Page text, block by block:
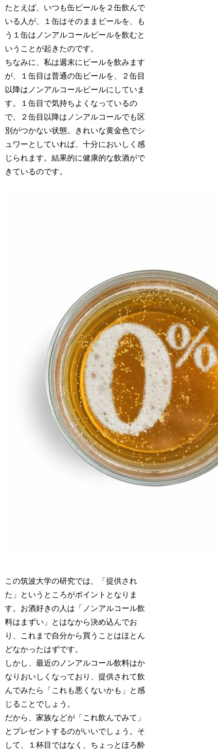
たとえば、いつも缶ビールを２缶飲んで
いる人が、１缶はそのままビールを、も
う１缶はノンアルコールビールを飲むと
いうことが起きたのです。
ちなみに、私は週末にビールを飲みます
が、１缶目は普通の缶ビールを、２缶目
以降はノンアルコールビールにしていま
す。１缶目で気持ちよくなっているの
で、２缶目以降はノンアルコールでも区
別がつかない状態。きれいな黄金色でシ
ュワーとしていれば、十分においしく感
じられます。結果的に健康的な飲酒がで
きているのです。
この筑波大学の研究では、「提供され
た」というところがポイントとなりま
す。お酒好きの人は「ノンアルコール飲
料はまずい」とはなから決め込んでお
り、これまで自分から買うことはほとん
どなかったはずです。
しかし、最近のノンアルコール飲料はか
なりおいしくなっており、提供されて飲
んでみたら「これも悪くないかも」と感
じることでしょう。
だから、家族などが「これ飲んでみて」
とプレゼントするのがいいでしょう。そ
して、１杯目ではなく、ちょっとほろ酔